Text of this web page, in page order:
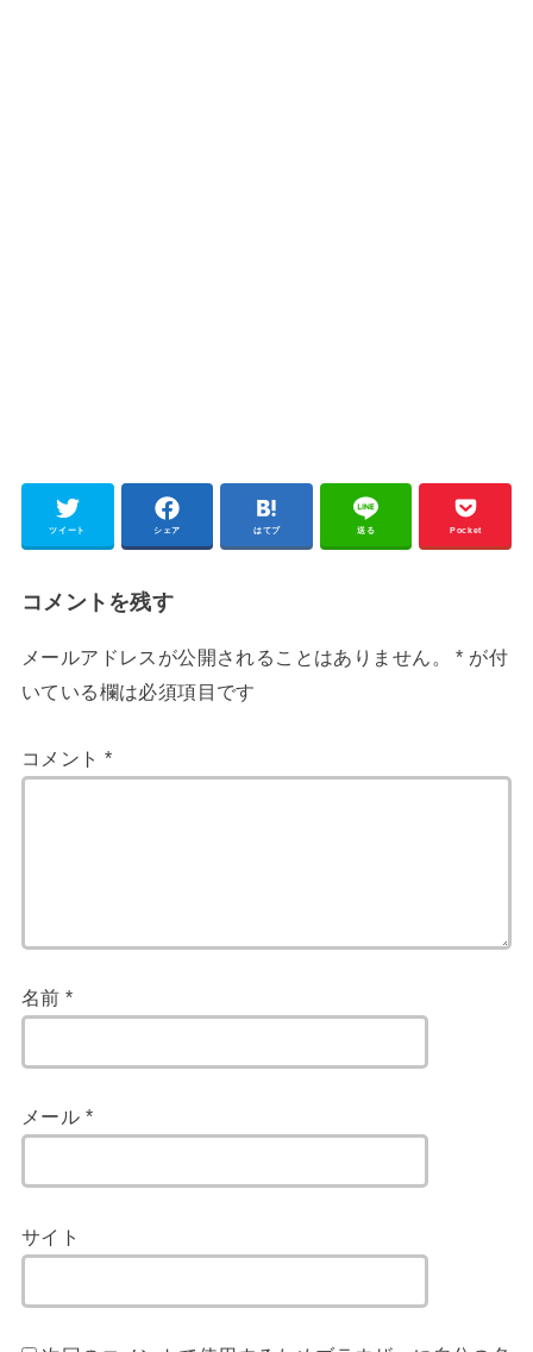
ツイート シェア はてブ 送る Pocket
コメントを残す
メールアドレスが公開されることはありません。 * が付
いている欄は必須項目です
コメント *
名前*
メール *
サイト